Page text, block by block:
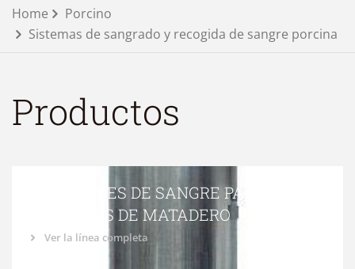
Home
Porcino
Sistemas de sangrado y recogida de sangre porcina
Productos
AGITADORES DE SANGRE PARA
DEPÓSITOS DE MATADERO
Ver la línea completa